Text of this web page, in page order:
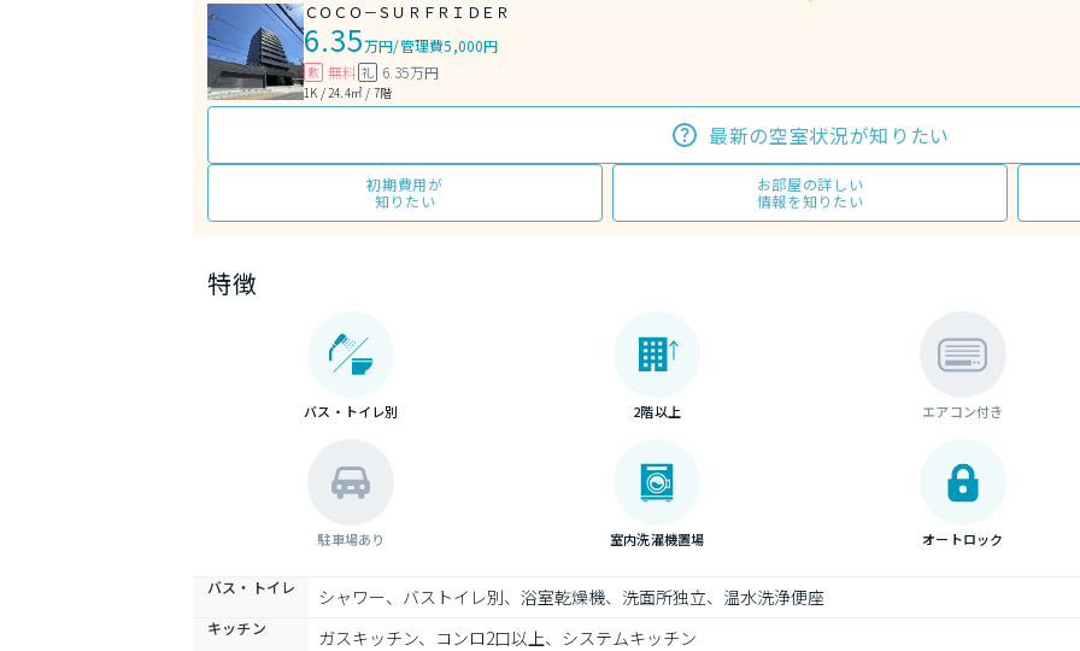
ＣＯＣＯ－ＳＵＲＦＲＩＤＥＲ
6.35万円/管理費5,000円
敷 無料 礼 6.35万円
1K / 24.4㎡ / 7階
最新の空室状況が知りたい
初期費用が
知りたい
お部屋の詳しい
情報を知りたい
特徴
バス・トイレ別 2階以上 エアコン付き
駐車場あり 室内洗濯機置場 オートロック
バス・トイレ シャワー、バストイレ別、浴室乾燥機、洗面所独立、温水洗浄便座
キッチン ガスキッチン、コンロ2口以上、システムキッチン